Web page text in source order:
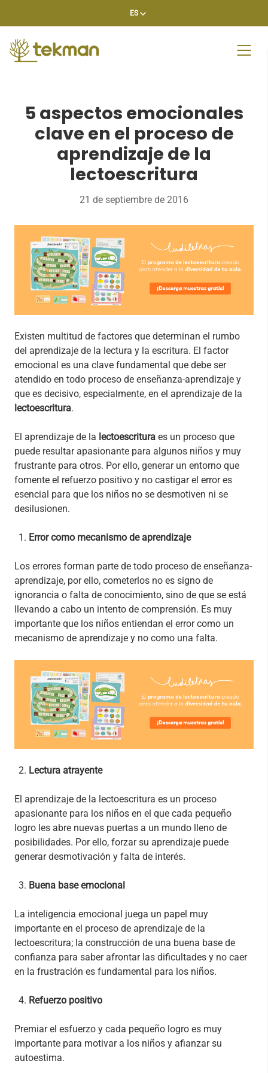
ES
5 aspectos emocionales
clave en el proceso de
aprendizaje de la
lectoescritura
21 de septiembre de 2016
Existen multitud de factores que determinan el rumbo
del aprendizaje de la lectura y la escritura. El factor
emocional es una clave fundamental que debe ser
atendido en todo proceso de enseñanza-aprendizaje y
que es decisivo, especialmente, en el aprendizaje de la
lectoescritura.
El aprendizaje de la lectoescritura es un proceso que
puede resultar apasionante para algunos niños y muy
frustrante para otros. Por ello, generar un entorno que
fomente el refuerzo positivo y no castigar el error es
esencial para que los niños no se desmotiven ni se
desilusionen.
Error como mecanismo de aprendizaje
Los errores forman parte de todo proceso de enseñanza-
aprendizaje, por ello, cometerlos no es signo de
ignorancia o falta de conocimiento, sino de que se está
llevando a cabo un intento de comprensión. Es muy
importante que los niños entiendan el error como un
mecanismo de aprendizaje y no como una falta.
Lectura atrayente
El aprendizaje de la lectoescritura es un proceso
apasionante para los niños en el que cada pequeño
logro les abre nuevas puertas a un mundo lleno de
posibilidades. Por ello, forzar su aprendizaje puede
generar desmotivación y falta de interés.
Buena base emocional
La inteligencia emocional juega un papel muy
importante en el proceso de aprendizaje de la
lectoescritura; la construcción de una buena base de
confianza para saber afrontar las dificultades y no caer
en la frustración es fundamental para los niños.
Refuerzo positivo
Premiar el esfuerzo y cada pequeño logro es muy
importante para motivar a los niños y afianzar su
autoestima.